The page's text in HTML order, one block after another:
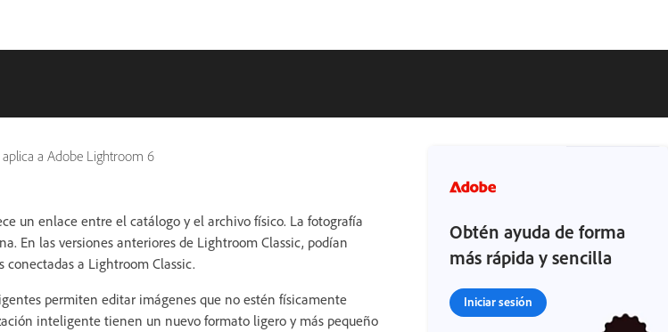
aplica a Adobe Lightroom 6
un enlace entre el catálogo y el archivo físico. La fotografía
En las versiones anteriores de Lightroom Classic, podían
a Lightroom Classic.
permiten editar imágenes que no estén físicamente
inteligente tienen un nuevo formato ligero y más pequeño
Obtén ayuda de forma
más rápida y sencilla
Iniciar sesión